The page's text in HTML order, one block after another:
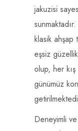
jakuzisi
klasik
eşsiz
olup, her
günümüz
Deneyimli